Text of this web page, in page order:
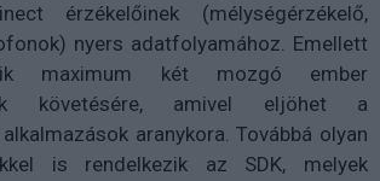
érzékelőinek (mélységérzékelő,
nyers adatfolyamához. Emellett
maximum két mozgó ember
követésére, amivel eljöhet a
aranykora. Továbbá olyan
is rendelkezik az SDK, melyek